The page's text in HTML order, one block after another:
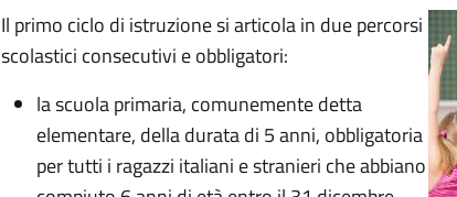
Il primo ciclo di istruzione si articola in due percorsi
scolastici consecutivi e obbligatori:
la scuola primaria, comunemente detta
elementare, della durata di 5 anni, obbligatoria
per tutti i ragazzi italiani e stranieri che abbiano